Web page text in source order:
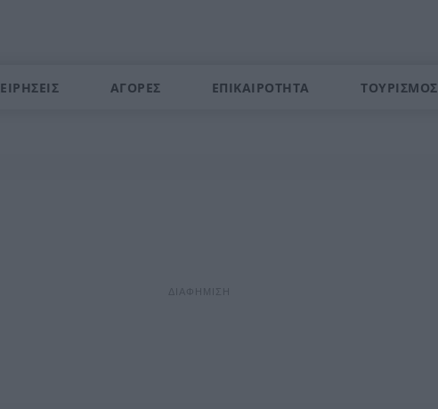
ΑΓΟΡΕΣ ΕΠΙΚΑΙΡΟΤΗΤΑ ΤΟΥΡΙΣΜΟΣ